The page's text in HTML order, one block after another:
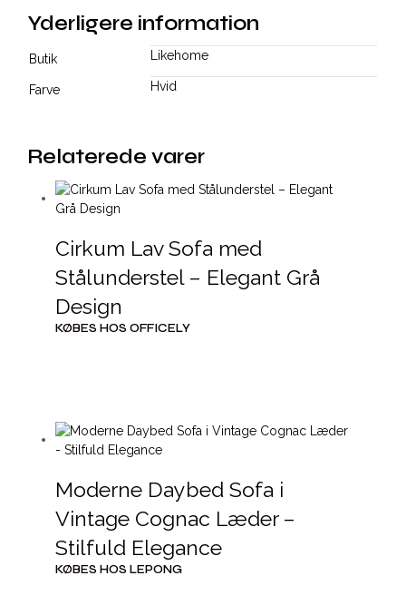
Yderligere information
Butik Likehome
Farve Hvid
Relaterede varer
Cirkum Lav Sofa med
Stålunderstel – Elegant Grå
Design
KØBES HOS OFFICELY
Moderne Daybed Sofa i
Vintage Cognac Læder –
Stilfuld Elegance
KØBES HOS LEPONG